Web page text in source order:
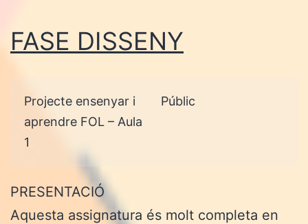
FASE DISSENY
Projecte ensenyar i
aprendre FOL – Aula
1
Públic
PRESENTACIÓ
Aquesta assignatura és molt completa en